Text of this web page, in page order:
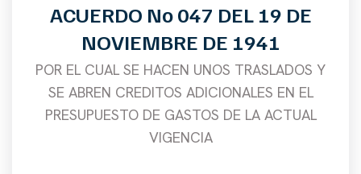
ACUERDO No 047 DEL 19 DE
NOVIEMBRE DE 1941
POR EL CUAL SE HACEN UNOS TRASLADOS Y
SE ABREN CREDITOS ADICIONALES EN EL
PRESUPUESTO DE GASTOS DE LA ACTUAL
VIGENCIA